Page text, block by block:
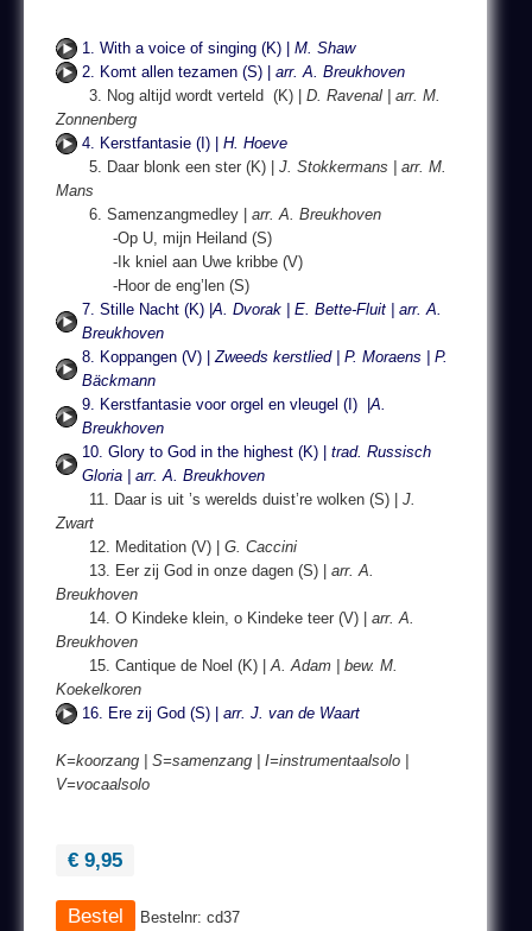
1. With a voice of singing (K) | M. Shaw
2. Komt allen tezamen (S) | arr. A. Breukhoven
3. Nog altijd wordt verteld (K) | D. Ravenal | arr. M.
Zonnenberg
4. Kerstfantasie (I) | H. Hoeve
5. Daar blonk een ster (K) | J. Stokkermans | arr. M.
Mans
6. Samenzangmedley | arr. A. Breukhoven
-Op U, mijn Heiland (S)
-Ik kniel aan Uwe kribbe (V)
-Hoor de eng’len (S)
7. Stille Nacht (K) |A. Dvorak | E. Bette-Fluit | arr. A.
Breukhoven
8. Koppangen (V) |Zweeds kerstlied | P. Moraens | P.
Bäckmann
9. Kerstfantasie voor orgel en vleugel (I) |A.
Breukhoven
10. Glory to God in the highest (K) | trad. Russisch
Gloria | arr. A. Breukhoven
11. Daar is uit ’s werelds duist’re wolken (S) | J.
Zwart
12. Meditation (V) | G. Caccini
13. Eer zij God in onze dagen (S) | arr. A.
Breukhoven
14. O Kindeke klein, o Kindeke teer (V) | arr. A.
Breukhoven
15. Cantique de Noel (K) |A. Adam | bew. M.
Koekelkoren
16. Ere zij God (S) | arr. J. van de Waart
K=koorzang | S=samenzang | I=instrumentaalsolo |
V=vocaalsolo
€ 9,95
Bestelnr: cd37